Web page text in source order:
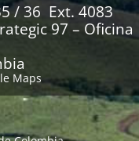
/ 36 Ext. 4083
97 – Oficina
Maps